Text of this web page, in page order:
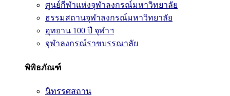
ศูนย์กีฬาแห่งจุฬาลงกรณ์มหาวิทยาลัย
ธรรมสถานจุฬาลงกรณ์มหาวิทยาลัย
อุทยาน 100 ปี จุฬาฯ
จุฬาลงกรณ์ราชบรรณาลัย
พิพิธภัณฑ์
นิทรรศสถาน